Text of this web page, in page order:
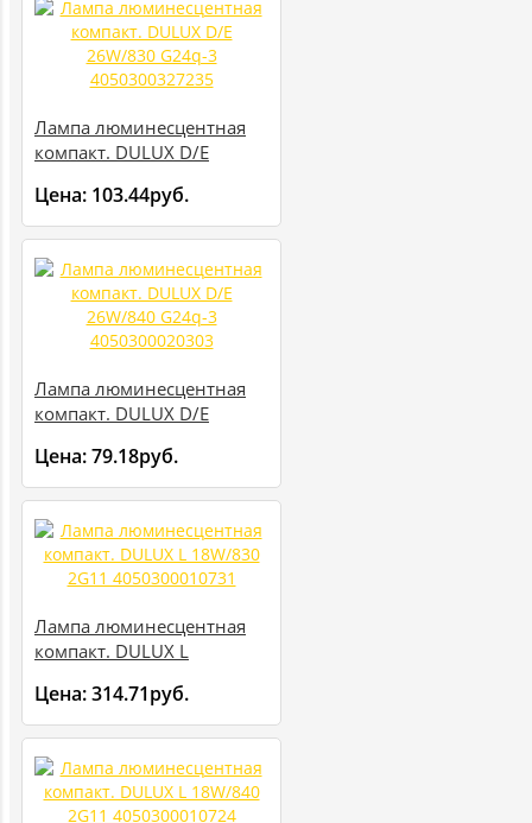
Лампа люминесцентная
компакт. DULUX D/E
4050300327235
Цена: 103.44руб.
Лампа люминесцентная
компакт. DULUX D/E
4050300020303
Цена:79.18руб.
Лампа люминесцентная
компакт. DULUX L
4050300010731
Цена:314.71руб.